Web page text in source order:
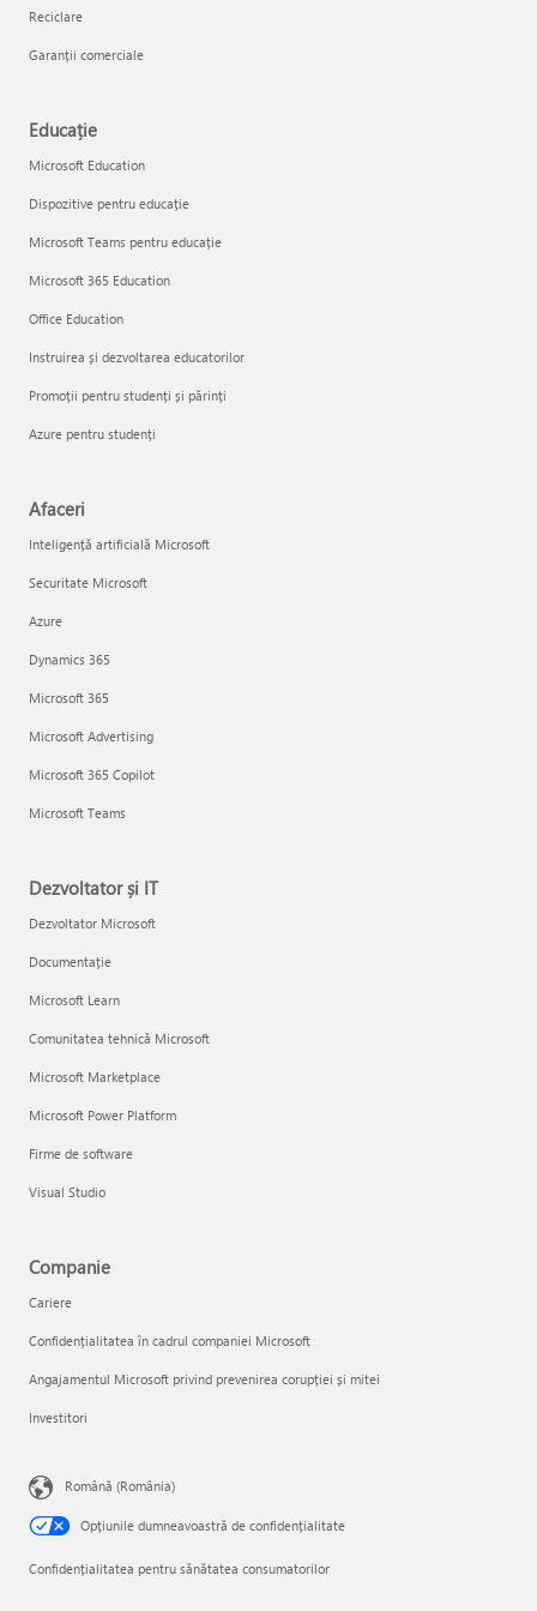
Reciclare
Garanții comerciale
Educație
Microsoft Education
Dispozitive pentru educație
Microsoft Teams pentru educație
Microsoft 365 Education
Office Education
Instruirea și dezvoltarea educatorilor
Promoții pentru studenți și părinți
Azure pentru studenți
Afaceri
Inteligență artificială Microsoft
Securitate Microsoft
Azure
Dynamics 365
Microsoft 365
Microsoft Advertising
Microsoft 365 Copilot
Microsoft Teams
Dezvoltator și IT
Dezvoltator Microsoft
Documentație
Microsoft Learn
Comunitatea tehnică Microsoft
Microsoft Marketplace
Microsoft Power Platform
Firme de software
Visual Studio
Companie
Cariere
Confidențialitatea în cadrul companiei Microsoft
Angajamentul Microsoft privind prevenirea corupției și mitei
Investitori
Română (România)
Opțiunile dumneavoastră de confidențialitate
Confidențialitatea pentru sănătatea consumatorilor